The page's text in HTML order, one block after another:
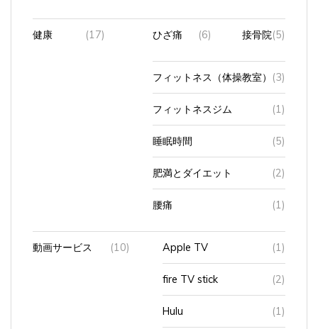
健康 (17) ひざ痛 (6) 接骨院(5)
フィットネス（体操教室） (3)
フィットネスジム (1)
睡眠時間 (5)
肥満とダイエット (2)
腰痛 (1)
動画サービス (10) Apple TV (1)
fire TV stick (2)
Hulu (1)